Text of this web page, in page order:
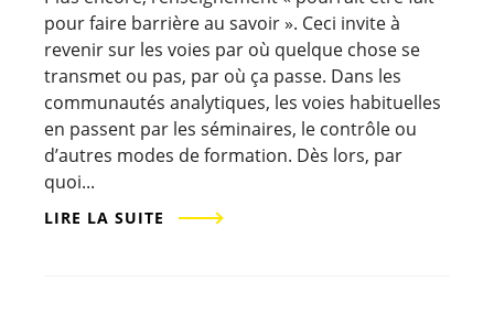
pour faire barrière au savoir ». Ceci invite à
revenir sur les voies par où quelque chose se
transmet ou pas, par où ça passe. Dans les
communautés analytiques, les voies habituelles
en passent par les séminaires, le contrôle ou
d’autres modes de formation. Dès lors, par
quoi...
LIRE LA SUITE